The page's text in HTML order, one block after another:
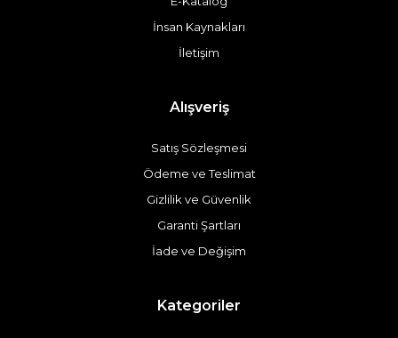
İnsan Kaynakları
İletişim
Alışveriş
Satış Sözleşmesi
Ödeme ve Teslimat
Gizlilik ve Güvenlik
Garanti Şartları
İade ve Değişim
Kategoriler